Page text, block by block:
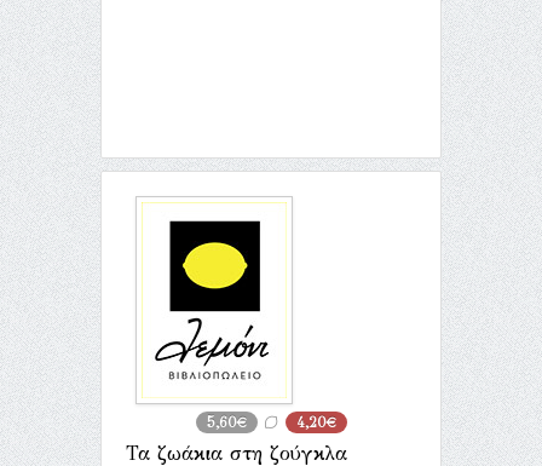
5,60€ 4,20€
Τα ζωάκια στη ζούγκλα